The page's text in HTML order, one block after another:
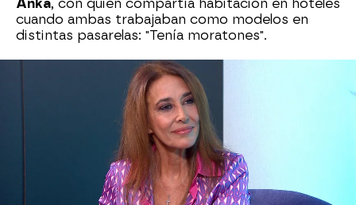
Anka, con quien compartía habitación en hoteles
cuando ambas trabajaban como modelos en
distintas pasarelas: "Tenía moratones".
El pasado de Mar Flores vuelve al presente al
publicar sus memorias'Mar en calma'
nombres que menciona, y los que no, han
querido dar su versiones sobre los hechos que
compartieron con ella a lo largo de su vida.